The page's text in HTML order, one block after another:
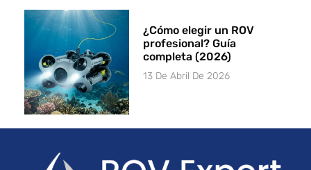
¿Cómo elegir un ROV
profesional? Guía
completa (2026)
13 De Abril De 2026